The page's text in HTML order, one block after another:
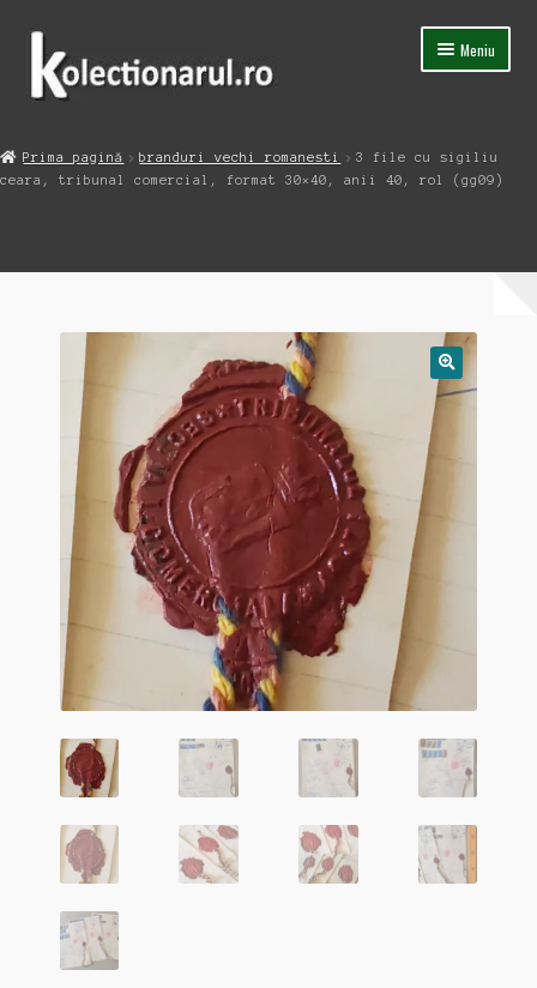
Sari
navigare
Sari
conținut
Meniu
Magazin
Extinde
Contact
Prima pagină branduri vechi romanesti
3 file cu sigiliu
ceara, tribunal comercial, format 30×40, anii 40, rol (gg09)